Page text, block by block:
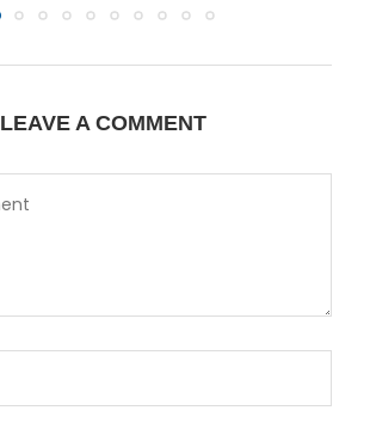
LEAVE A COMMENT